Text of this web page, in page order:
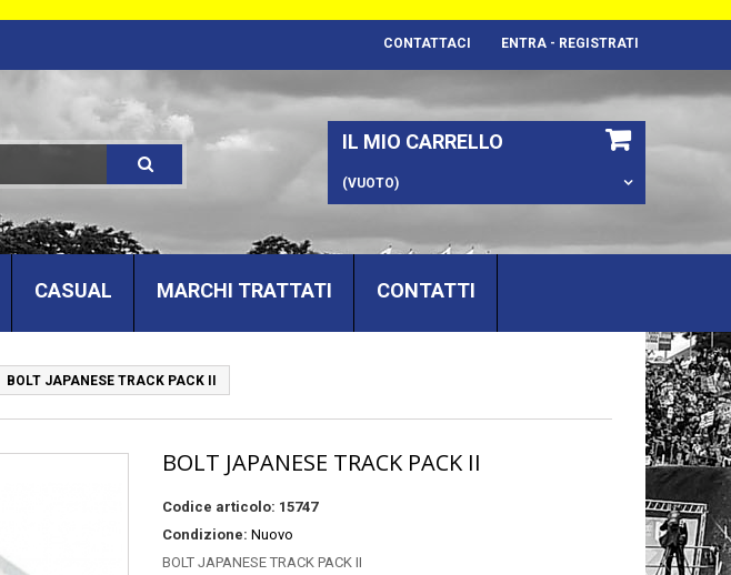
ENTRA - REGISTRATI
CONTATTACI
IL MIO CARRELLO
(VUOTO)
CASUAL MARCHI TRATTATI CONTATTI
BOLT JAPANESE TRACK PACK II
BOLT JAPANESE TRACK PACK II
Codice articolo: 15747
Condizione: Nuovo
BOLT JAPANESE TRACK PACK II